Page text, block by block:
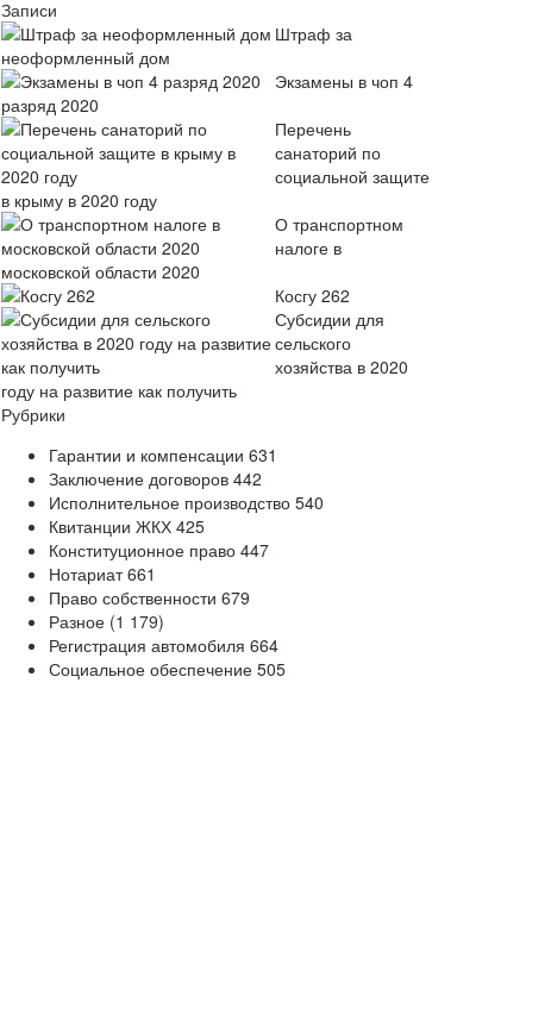
Записи
Штраф за
неоформленный дом
Экзамены в чоп 4
разряд 2020
Перечень
санаторий по
социальной защите
в крыму в 2020 году
О транспортном
налоге в
московской области 2020
Косгу 262
Субсидии для
сельского
хозяйства в 2020
году на развитие как получить
Рубрики
Гарантии и компенсации 631
Заключение договоров 442
Исполнительное производство 540
Квитанции ЖКХ 425
Конституционное право 447
Нотариат661
Право собственности 679
Разное (1 179)
Регистрация автомобиля 664
Социальное обеспечение 505